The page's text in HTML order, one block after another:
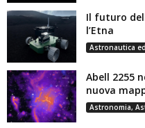
Il futuro
l’Etna
Astronautica
Abell 2255
nuova
Astronomia,